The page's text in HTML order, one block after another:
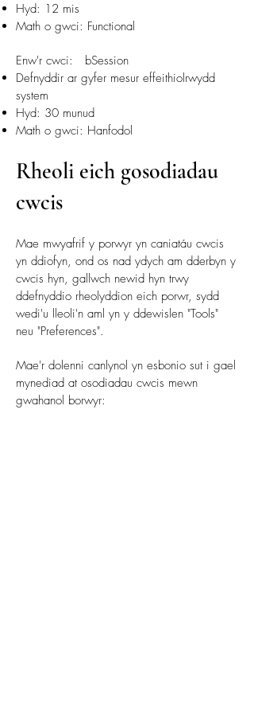
Hyd: 12 mis
Math o gwci: Functional
Enw'r cwci: bSession
Defnyddir ar gyfer mesur effeithiolrwydd
system
Hyd: 30 munud
Math o gwci: Hanfodol
Rheoli eich gosodiadau
cwcis
Mae mwyafrif y porwyr yn caniatáu cwcis
yn ddiofyn, ond os nad ydych am dderbyn y
cwcis hyn, gallwch newid hyn trwy
ddefnyddio rheolyddion eich porwr, sydd
wedi'u lleoli'n aml yn y ddewislen "Tools"
neu "Preferences".
Mae'r dolenni canlynol yn esbonio sut i gael
mynediad at osodiadau cwcis mewn
gwahanol borwyr: